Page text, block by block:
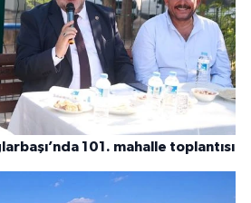
101. mahalle toplantısı